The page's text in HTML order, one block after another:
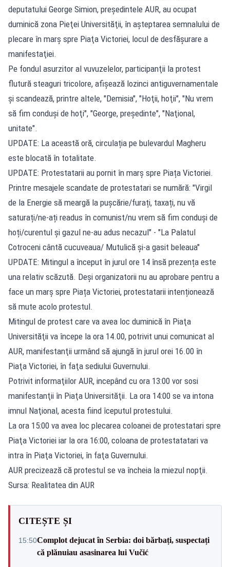
deputatului George Simion, preşedintele AUR, au ocupat
duminică zona Pieţei Universităţii, în aşteptarea semnalului de
plecare în marş spre Piaţa Victoriei, locul de desfăşurare a
manifestaţiei.
Pe fondul asurzitor al vuvuzelelor, participanţii la protest
flutură steaguri tricolore, afişează lozinci antiguvernamentale
şi scandează, printre altele, "Demisia", "Hoţii, hoţii", "Nu vrem
să fim conduşi de hoţi", "George, preşedinte", "Naţional,
unitate".
UPDATE: La această oră, circulația pe bulevardul Magheru
este blocată în totalitate.
UPDATE: Protestatarii au pornit în marș spre Piața Victoriei.
Printre mesajele scandate de protestatari se numără: "Virgil
de la Energie să meargă la pușcărie/furați, taxați, nu vă
saturați/ne-ați readus în comunist/nu vrem să fim conduși de
hoți/curentul și gazul ne-au adus necazul" - "La Palatul
Cotroceni cântă cucuveaua/ Mutulică și-a gasit beleaua"
UPDATE: Mitingul a început în jurul ore 14 însă prezența este
una relativ scăzută. Deși organizatorii nu au aprobare pentru a
face un marș spre Piața Victoriei, protestatarii intenționează
să mute acolo protestul.
Mitingul de protest care va avea loc duminică în Piaţa
Universităţii va începe la ora 14.00, potrivit unui comunicat al
AUR, manifestanţii urmând să ajungă în jurul orei 16.00 în
Piaţa Victoriei, în faţa sediului Guvernului.
Potrivit informaţiilor AUR, incepând cu ora 13:00 vor sosi
manifestanţii în Piaţa Universităţii. La ora 14:00 se va intona
imnul Naţional, acesta fiind îceputul protestului.
La ora 15:00 va avea loc plecarea coloanei de protestatari spre
Piaţa Victoriei iar la ora 16:00, coloana de protestatatari va
intra în Piaţa Victoriei, în faţa Guvernului.
AUR precizează că protestul se va încheia la miezul nopţii.
Sursa: Realitatea din AUR
CITEȘTE ȘI
15:50Complot dejucat în Serbia: doi bărbați, suspectați
că plănuiau asasinarea lui Vučić